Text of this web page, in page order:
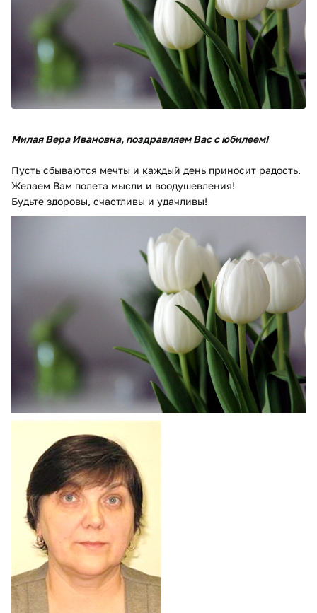
Милая Вера Ивановна, поздравляем Вас с юбилеем!
Пусть сбываются мечты и каждый день приносит радость.
Желаем Вам полета мысли и воодушевления!
Будьте здоровы, счастливы и удачливы!